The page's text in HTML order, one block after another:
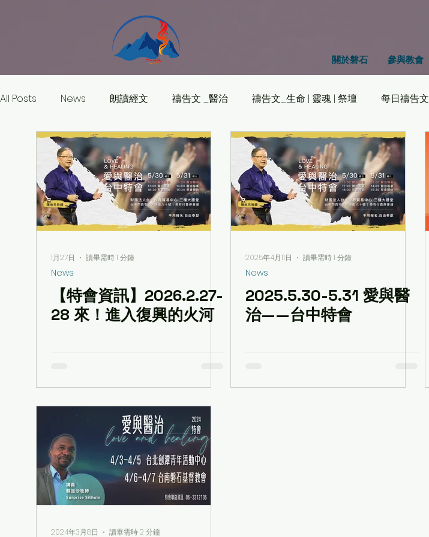
關於磐石 參與教會
All Posts News 朗讀經文 禱告文 _醫治 禱告文_生命 | 靈魂 | 祭壇 每日禱告文
聖經學院 愛與醫治
1月27日 讀畢需時 1 分鐘
News
【特會資訊】2026.2.27-
28 來！進入復興的火河
2025年4月11日 讀畢需時 1 分鐘
News
2025.5.30-5.31 愛與醫
治——台中特會
2024年3月8日 讀畢需時 2 分鐘